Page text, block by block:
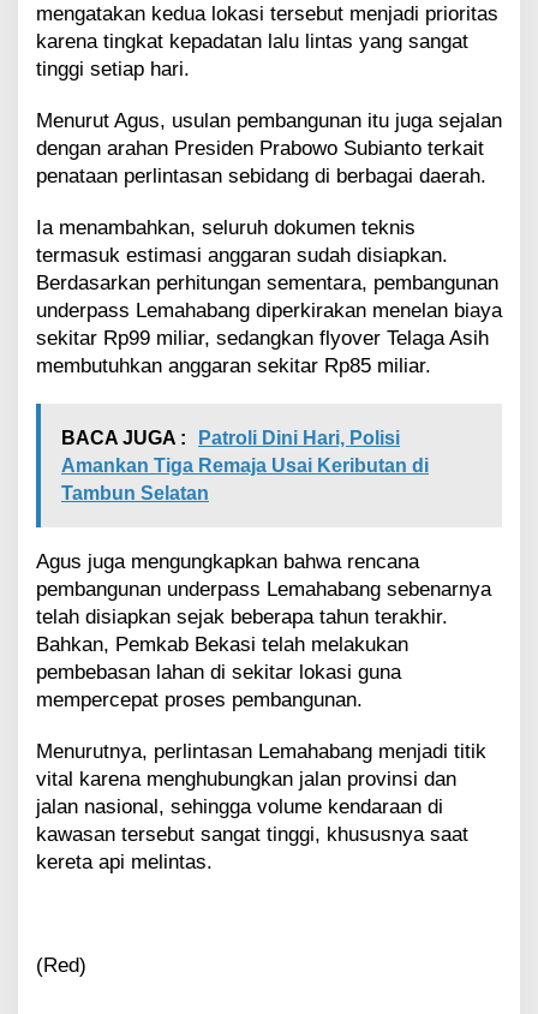
mengatakan kedua lokasi tersebut menjadi prioritas
karena tingkat kepadatan lalu lintas yang sangat
tinggi setiap hari.
Menurut Agus, usulan pembangunan itu juga sejalan
dengan arahan Presiden Prabowo Subianto terkait
penataan perlintasan sebidang di berbagai daerah.
Ia menambahkan, seluruh dokumen teknis
termasuk estimasi anggaran sudah disiapkan.
Berdasarkan perhitungan sementara, pembangunan
underpass Lemahabang diperkirakan menelan biaya
sekitar Rp99 miliar, sedangkan flyover Telaga Asih
membutuhkan anggaran sekitar Rp85 miliar.
BACA JUGA :
Patroli Dini Hari, Polisi
Amankan Tiga Remaja Usai Keributan di
Tambun Selatan
Agus juga mengungkapkan bahwa rencana
pembangunan underpass Lemahabang sebenarnya
telah disiapkan sejak beberapa tahun terakhir.
Bahkan, Pemkab Bekasi telah melakukan
pembebasan lahan di sekitar lokasi guna
mempercepat proses pembangunan.
Menurutnya, perlintasan Lemahabang menjadi titik
vital karena menghubungkan jalan provinsi dan
jalan nasional, sehingga volume kendaraan di
kawasan tersebut sangat tinggi, khususnya saat
kereta api melintas.
(Red)